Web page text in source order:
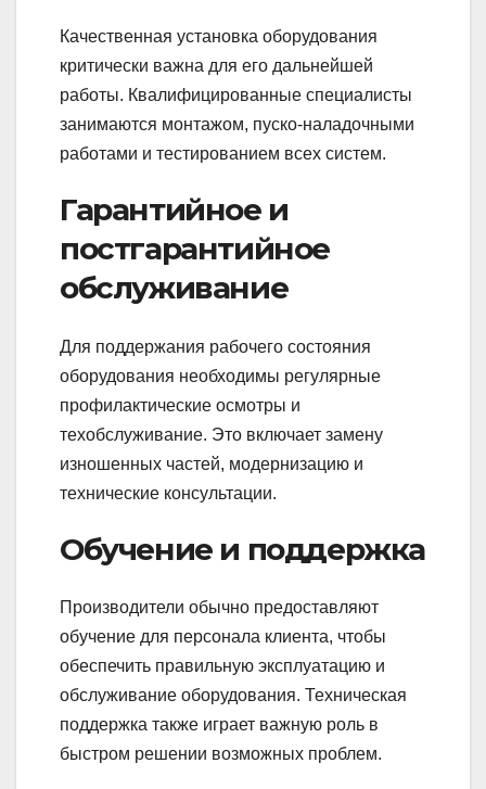
Качественная установка оборудования
критически важна для его дальнейшей
работы. Квалифицированные специалисты
занимаются монтажом, пуско-наладочными
работами и тестированием всех систем.
Гарантийное и
постгарантийное
обслуживание
Для поддержания рабочего состояния
оборудования необходимы регулярные
профилактические осмотры и
техобслуживание. Это включает замену
изношенных частей, модернизацию и
технические консультации.
Обучение и поддержка
Производители обычно предоставляют
обучение для персонала клиента, чтобы
обеспечить правильную эксплуатацию и
обслуживание оборудования. Техническая
поддержка также играет важную роль в
быстром решении возможных проблем.